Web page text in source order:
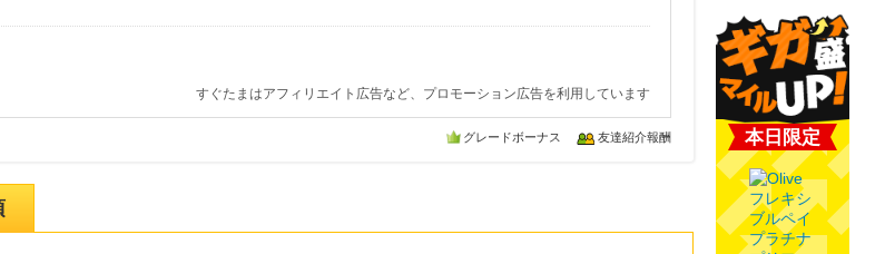
すぐたまはアフィリエイト広告など、プロモーション広告を利用しています
グレードボーナス 友達紹介報酬 本日限定